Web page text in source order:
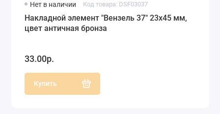
Нет в наличии Код товара: DSF03037
Накладной элемент "Вензель 37" 23х45 мм,
цвет античная бронза
33.00р.
Купить